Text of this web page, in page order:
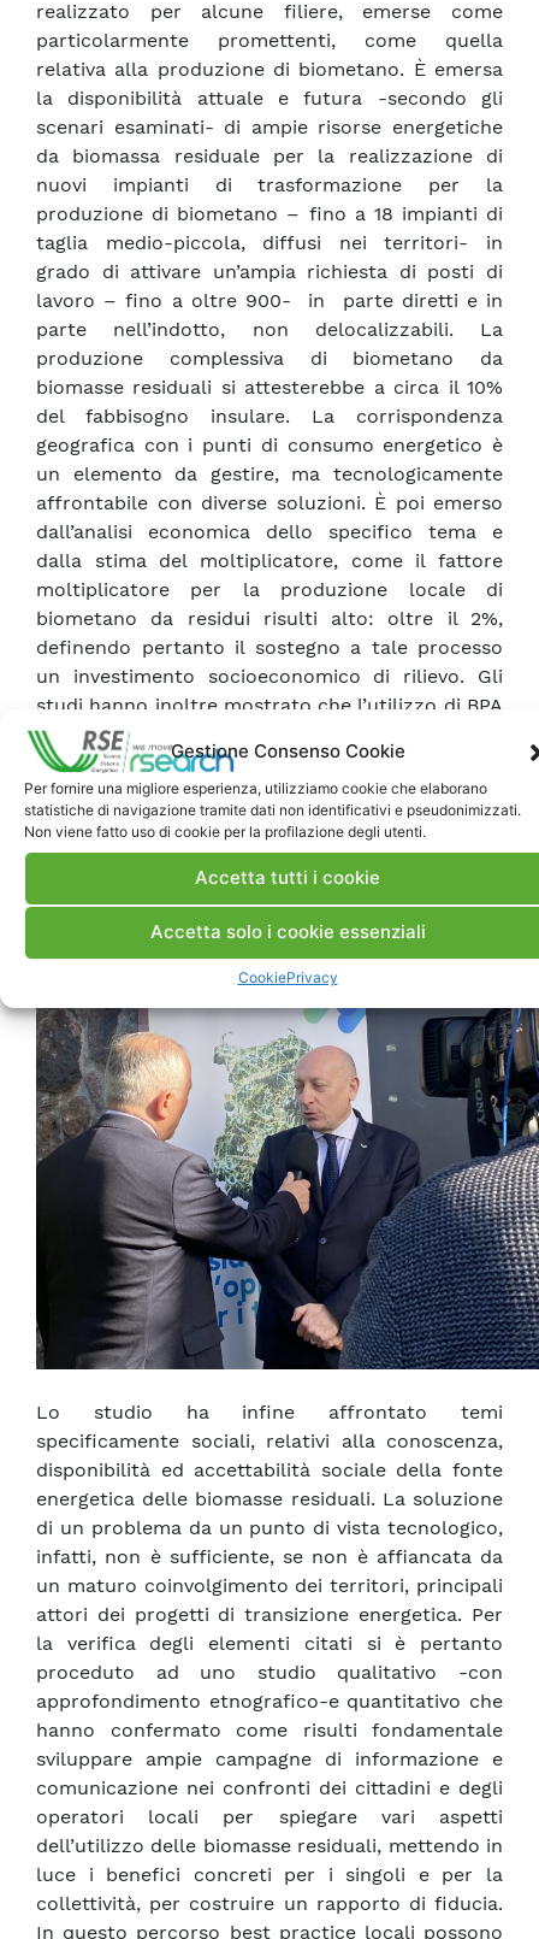
Gestione Consenso Cookie
Per fornire una migliore esperienza, utilizziamo cookie che elaborano
statistiche di navigazione tramite dati non identificativi e pseudonimizzati.
Non viene fatto uso di cookie per la profilazione degli utenti.
Accetta tutti i cookie
Accetta solo i cookie essenziali
CookiePrivacy
realizzato per alcune filiere, emerse come
particolarmente promettenti, come quella
relativa alla produzione di biometano. È emersa
la disponibilità attuale e futura -secondo gli
scenari esaminati- di ampie risorse energetiche
da biomassa residuale per la realizzazione di
nuovi impianti di trasformazione per la
produzione di biometano – fino a 18 impianti di
taglia medio-piccola, diffusi nei territori- in
grado di attivare un’ampia richiesta di posti di
lavoro – fino a oltre 900- in parte diretti e in
parte nell’indotto, non delocalizzabili. La
produzione complessiva di biometano da
biomasse residuali si attesterebbe a circa il 10%
del fabbisogno insulare. La corrispondenza
geografica con i punti di consumo energetico è
un elemento da gestire, ma tecnologicamente
affrontabile con diverse soluzioni. È poi emerso
dall’analisi economica dello specifico tema e
dalla stima del moltiplicatore, come il fattore
moltiplicatore per la produzione locale di
biometano da residui risulti alto: oltre il 2%,
definendo pertanto il sostegno a tale processo
un investimento socioeconomico di rilievo. Gli
studi hanno inoltre mostrato che l’utilizzo di BPA
(Biomethane Purchase Agreement) tra impianti
industriali hard to abate locali e consorzi agricoli
o forestali locali possano risultare un’ulteriore
interessante opportunità di supporto al
comparto agro forestale, portando significativi
introiti in aree interessate dallo spopolamento.
Lo studio ha infine affrontato temi
specificamente sociali, relativi alla conoscenza,
disponibilità ed accettabilità sociale della fonte
energetica delle biomasse residuali. La soluzione
di un problema da un punto di vista tecnologico,
infatti, non è sufficiente, se non è affiancata da
un maturo coinvolgimento dei territori, principali
attori dei progetti di transizione energetica. Per
la verifica degli elementi citati si è pertanto
proceduto ad uno studio qualitativo -con
approfondimento etnografico-e quantitativo che
hanno confermato come risulti fondamentale
sviluppare ampie campagne di informazione e
comunicazione nei confronti dei cittadini e degli
operatori locali per spiegare vari aspetti
dell’utilizzo delle biomasse residuali, mettendo in
luce i benefici concreti per i singoli e per la
collettività, per costruire un rapporto di fiducia.
In questo percorso best practice locali possono